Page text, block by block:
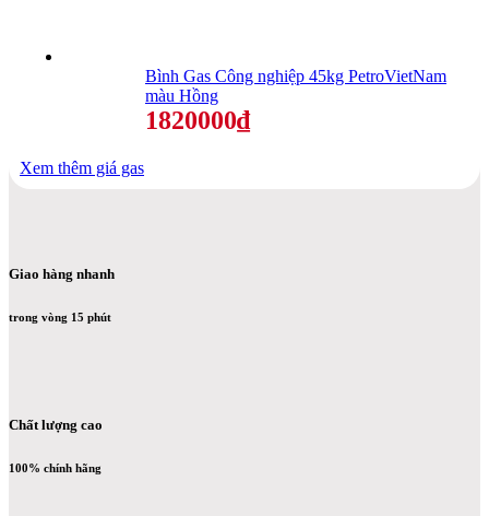
Bình Gas Công nghiệp 45kg PetroVietNam
màu Hồng
1820000₫
Xem thêm giá gas
Giao hàng nhanh
trong vòng 15 phút
Chất lượng cao
100% chính hãng